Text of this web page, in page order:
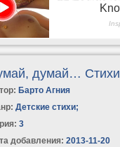
думай… Стихи
Барто Агния
Детские стихи;
3
добавления: 2013-11-20